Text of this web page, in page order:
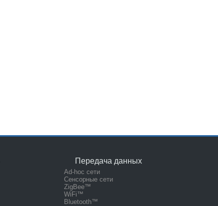
Передача данных
Ad-hoc сети
Сенсорные сети
ZigBee™
WiFi™
Bluetooth™